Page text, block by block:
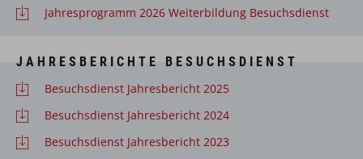
Jahresprogramm 2026 Weiterbildung Besuchsdienst
JAHRESBERICHTE BESUCHSDIENST
Besuchsdienst Jahresbericht 2025
Besuchsdienst Jahresbericht 2024
Besuchsdienst Jahresbericht 2023